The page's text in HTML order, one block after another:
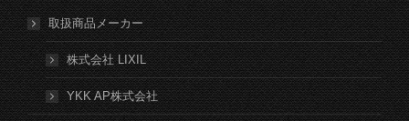
取扱商品メーカー
株式会社 LIXIL
YKK AP株式会社